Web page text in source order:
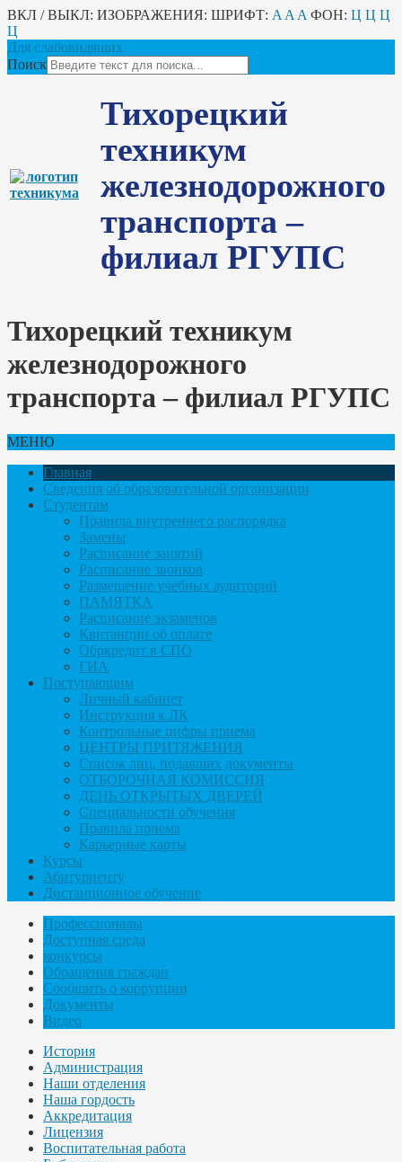
ВКЛ / ВЫКЛ: ИЗОБРАЖЕНИЯ: ШРИФТ: A A A ФОН: Ц Ц Ц
Ц
Для слабовидящих
Поиск
Тихорецкий
техникум
железнодорожного
транспорта –
филиал РГУПС
Тихорецкий техникум
железнодорожного
транспорта – филиал РГУПС
МЕНЮ
Главная
Сведения об образовательной организации
Студентам
Правила внутреннего распорядка
Замены
Расписание занятий
Расписание звонков
Размещение учебных аудиторий
ПАМЯТКА
Расписание экзаменов
Квитанции об оплате
Обркредит в СПО
ГИА
Поступающим
Личный кабинет
Инструкция к ЛК
Контрольные цифры приема
ЦЕНТРЫ ПРИТЯЖЕНИЯ
Список лиц, подавших документы
ОТБОРОЧНАЯ КОМИССИЯ
ДЕНЬ ОТКРЫТЫХ ДВЕРЕЙ
Специальности обучения
Правила приема
Карьерные карты
Курсы
Абитуриенту
Дистанционное обучение
Профессионалы
Доступная среда
конкурсы
Обращения граждан
Сообщить о коррупции
Документы
Видео
История
Администрация
Наши отделения
Наша гордость
Аккредитация
Лицензия
Воспитательная работа